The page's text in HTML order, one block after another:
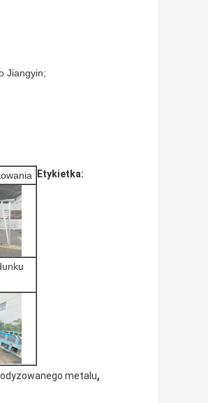
Jiangyin;
Etykietka:
metalu,